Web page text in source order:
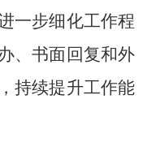
一步细化工作程
、书面回复和外
持续提升工作能